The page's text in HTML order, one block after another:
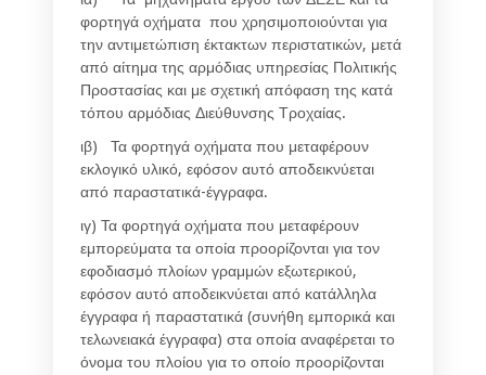
φορτηγά οχήματα που χρησιμοποιούνται για
την αντιμετώπιση έκτακτων περιστατικών, μετά
από αίτημα της αρμόδιας υπηρεσίας Πολιτικής
Προστασίας και με σχετική απόφαση της κατά
τόπου αρμόδιας Διεύθυνσης Τροχαίας.
ιβ) Τα φορτηγά οχήματα που μεταφέρουν
εκλογικό υλικό, εφόσον αυτό αποδεικνύεται
από παραστατικά-έγγραφα.
ιγ) Τα φορτηγά οχήματα που μεταφέρουν
εμπορεύματα τα οποία προορίζονται για τον
εφοδιασμό πλοίων γραμμών εξωτερικού,
εφόσον αυτό αποδεικνύεται από κατάλληλα
έγγραφα ή παραστατικά (συνήθη εμπορικά και
τελωνειακά έγγραφα) στα οποία αναφέρεται το
όνομα του πλοίου για το οποίο προορίζονται